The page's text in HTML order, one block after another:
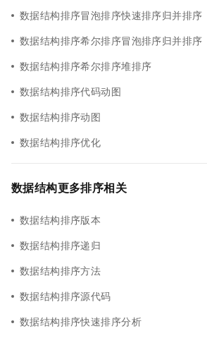
数据结构排序冒泡排序快速排序归并排序
数据结构排序希尔排序冒泡排序归并排序
数据结构排序希尔排序堆排序
数据结构排序代码动图
数据结构排序动图
数据结构排序优化
数据结构更多排序相关
数据结构排序版本
数据结构排序递归
数据结构排序方法
数据结构排序源代码
数据结构排序快速排序分析